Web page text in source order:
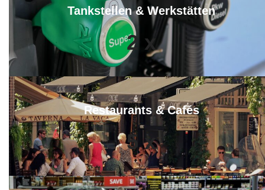
Tankstellen & Werkstätten
2 x
Restaurants & Cafés
5 x